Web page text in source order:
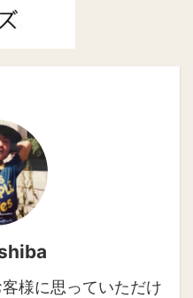
様に思っていただけ